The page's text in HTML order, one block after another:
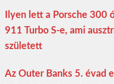
Ilyen lett a Porsche 300
911 Turbo S-e, ami
született
Az Outer Banks 5. évad